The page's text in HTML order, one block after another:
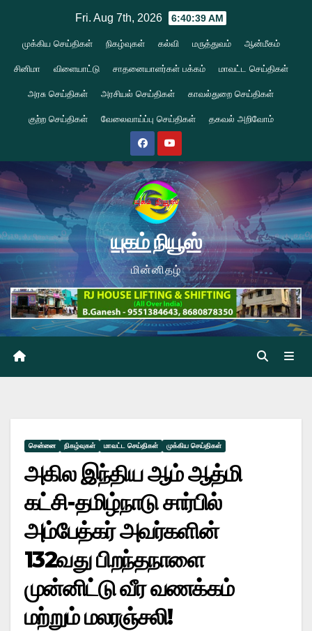
content
Fri. Aug 7th, 2026 6:40:39 AM
முக்கிய செய்திகள் நிகழ்வுகள் கல்வி மருத்துவம் ஆன்மீகம்
சினிமா விளையாட்டு சாதனையாளர்கள் பக்கம் மாவட்ட செய்திகள்
அரசு செய்திகள் அரசியல் செய்திகள் காவல்துறை செய்திகள்
குற்ற செய்திகள் வேலைவாய்ப்பு செய்திகள் தகவல் அறிவோம்
யுகம் நியூஸ்
மின்னிதழ்
சென்னை நிகழ்வுகள் மாவட்ட செய்திகள் முக்கிய செய்திகள்
அகில இந்திய ஆம் ஆத்மி
கட்சி-தமிழ்நாடு சார்பில்
அம்பேத்கர் அவர்களின்
132வது பிறந்தநாளை
முன்னிட்டு வீர வணக்கம்
மற்றும் மலரஞ்சலி!